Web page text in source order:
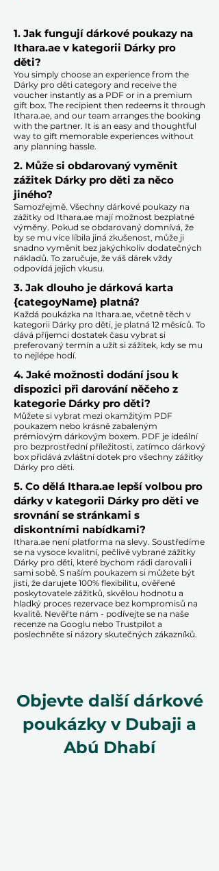
1. Jak fungují dárkové poukazy na
Ithara.ae v kategorii Dárky pro
děti?
You simply choose an experience from the
Dárky pro děti category and receive the
voucher instantly as a PDF or in a premium
gift box. The recipient then redeems it through
Ithara.ae, and our team arranges the booking
with the partner. It is an easy and thoughtful
way to gift memorable experiences without
any planning hassle.
2. Může si obdarovaný vyměnit
zážitek Dárky pro děti za něco
jiného?
Samozřejmě. Všechny dárkové poukazy na
zážitky od Ithara.ae mají možnost bezplatné
výměny. Pokud se obdarovaný domnívá, že
by se mu více líbila jiná zkušenost, může ji
snadno vyměnit bez jakýchkoliv dodatečných
nákladů. To zaručuje, že váš dárek vždy
odpovídá jejich vkusu.
3. Jak dlouho je dárková karta
{categoyName} platná?
Každá poukázka na Ithara.ae, včetně těch v
kategorii Dárky pro děti, je platná 12 měsíců. To
dává příjemci dostatek času vybrat si
preferovaný termín a užít si zážitek, kdy se mu
to nejlépe hodí.​
4. Jaké možnosti dodání jsou k
dispozici při darování něčeho z
kategorie Dárky pro děti?
Můžete si vybrat mezi okamžitým PDF
poukazem nebo krásně zabaleným
prémiovým dárkovým boxem. PDF je ideální
pro bezprostřední příležitosti, zatímco dárkový
box přidává zvláštní dotek pro všechny zážitky
Dárky pro děti.​
5. Co dělá Ithara.ae lepší volbou pro
dárky v kategorii Dárky pro děti ve
srovnání se stránkami s
diskontními nabídkami?​
​​Ithara.ae není platforma na slevy. Soustředíme
se na vysoce kvalitní, pečlivě vybrané zážitky
Dárky pro děti, které bychom rádi darovali i
sami sobě. S naším poukazem si můžete být
jisti, že darujete 100% flexibilitu, ověřené
poskytovatele zážitků, skvělou hodnotu a
hladký proces rezervace bez kompromisů na
kvalitě. Nevěřte nám - podívejte se na naše
recenze na Googlu nebo Trustpilot a
poslechněte si názory skutečných zákazníků.
Objevte další dárkové
poukázky v Dubaji a
Abú Dhabí